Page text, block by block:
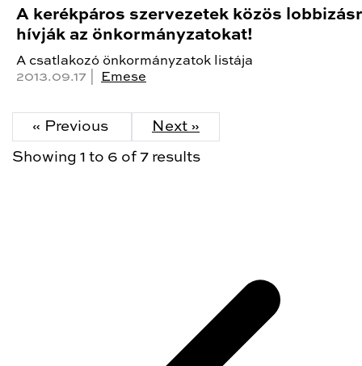
A kerékpáros szervezetek közös
hívják az önkormányzatokat!
A csatlakozó önkormányzatok listája
2013.09.17 |
Emese
« Previous Next »
Showing 1 to 6 of 7 results